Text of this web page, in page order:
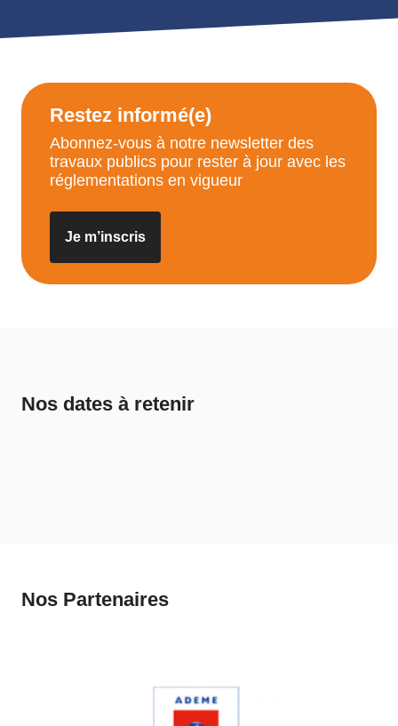
Restez informé(e)
Abonnez-vous à notre newsletter des
travaux publics pour rester à jour avec les
réglementations en vigueur
Je m’inscris
Nos dates à retenir
Nos Partenaires